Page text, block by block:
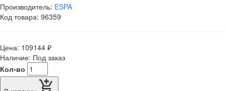
Производитель: ESPA
Код товара: 96359
Цена: 109144 ₽
Наличие: Под заказ
Кол-во